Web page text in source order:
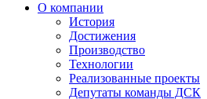
О компании
История
Достижения
Производство
Технологии
Реализованные проекты
Депутаты команды ДСК